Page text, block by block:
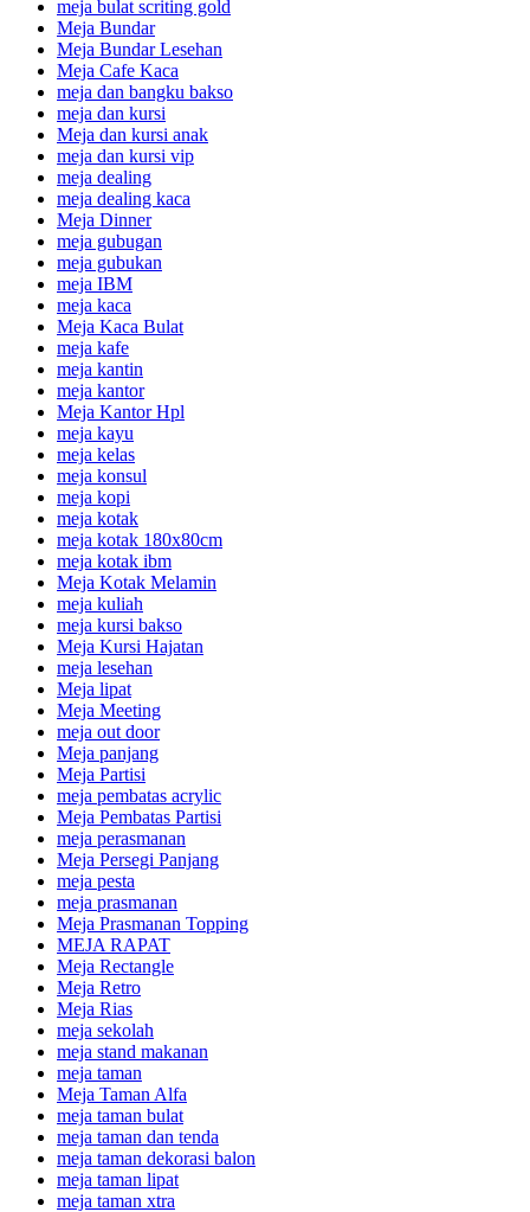
meja bulat scriting gold
Meja Bundar
Meja Bundar Lesehan
Meja Cafe Kaca
meja dan bangku bakso
meja dan kursi
Meja dan kursi anak
meja dan kursi vip
meja dealing
meja dealing kaca
Meja Dinner
meja gubugan
meja gubukan
meja IBM
meja kaca
Meja Kaca Bulat
meja kafe
meja kantin
meja kantor
Meja Kantor Hpl
meja kayu
meja kelas
meja konsul
meja kopi
meja kotak
meja kotak 180x80cm
meja kotak ibm
Meja Kotak Melamin
meja kuliah
meja kursi bakso
Meja Kursi Hajatan
meja lesehan
Meja lipat
Meja Meeting
meja out door
Meja panjang
Meja Partisi
meja pembatas acrylic
Meja Pembatas Partisi
meja perasmanan
Meja Persegi Panjang
meja pesta
meja prasmanan
Meja Prasmanan Topping
MEJA RAPAT
Meja Rectangle
Meja Retro
Meja Rias
meja sekolah
meja stand makanan
meja taman
Meja Taman Alfa
meja taman bulat
meja taman dan tenda
meja taman dekorasi balon
meja taman lipat
meja taman xtra